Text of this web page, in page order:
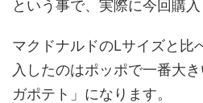
という事で、実際に今回購入
マクドナルドのLサイズと比
入したのはポッポで一番大
ガポテト」になります。